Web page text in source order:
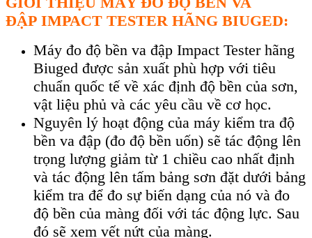
ĐẬP IMPACT TESTER HÃNG BIUGED:
Máy đo độ bền va đập Impact Tester hãng
Biuged được sản xuất phù hợp với tiêu
chuẩn quốc tế về xác định độ bền của sơn,
vật liệu phủ và các yêu cầu về cơ học.
Nguyên lý hoạt động của máy kiểm tra độ
bền va đập (đo độ bền uốn) sẽ tác động lên
trọng lượng giảm từ 1 chiều cao nhất định
và tác động lên tấm bảng sơn đặt dưới bảng
kiểm tra để đo sự biến dạng của nó và đo
độ bền của màng đối với tác động lực. Sau
đó sẽ xem vết nứt của màng.